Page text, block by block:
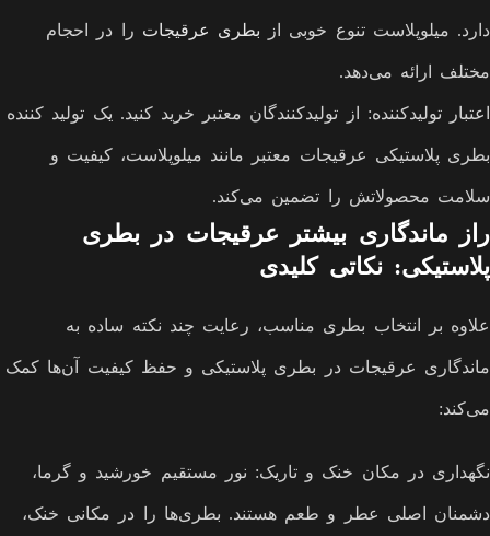
دارد. میلوپلاست تنوع خوبی از بطری عرقیجات را در احجام
مختلف ارائه می‌دهد.
اعتبار تولیدکننده: از تولیدکنندگان معتبر خرید کنید. یک تولید کننده
بطری پلاستیکی عرقیجات معتبر مانند میلوپلاست، کیفیت و
سلامت محصولاتش را تضمین می‌کند.
راز ماندگاری بیشتر عرقیجات در بطری
پلاستیکی: نکاتی کلیدی
علاوه بر انتخاب بطری مناسب، رعایت چند نکته ساده به
ماندگاری عرقیجات در بطری پلاستیکی و حفظ کیفیت آن‌ها کمک
می‌کند:
نگهداری در مکان خنک و تاریک: نور مستقیم خورشید و گرما،
دشمنان اصلی عطر و طعم هستند. بطری‌ها را در مکانی خنک،